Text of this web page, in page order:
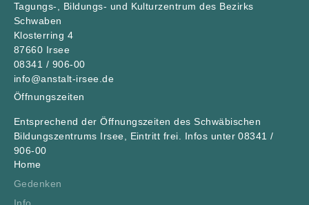
Tagungs-, Bildungs- und Kulturzentrum des Bezirks
Schwaben
Klosterring 4
87660 Irsee
08341 / 906-00
info@anstalt-irsee.de
Öffnungszeiten
Entsprechend der Öffnungszeiten desSchwäbischen
Bildungszentrums Irsee, Eintritt frei. Infos unter 08341 /
906-00
Home
Gedenken